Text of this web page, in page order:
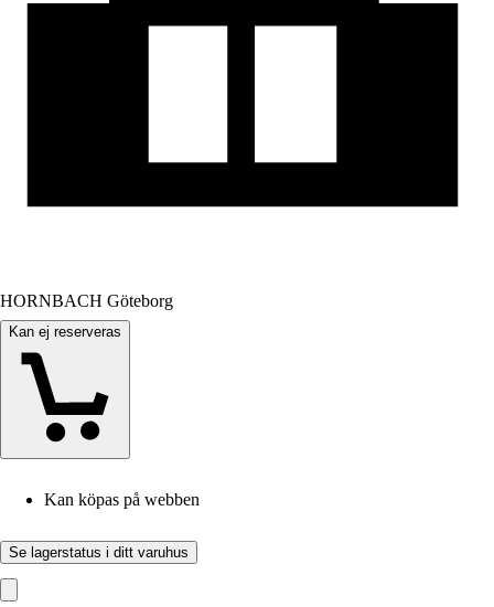
HORNBACH Göteborg
Kan ej reserveras
Kan köpas på webben
Se lagerstatus i ditt varuhus